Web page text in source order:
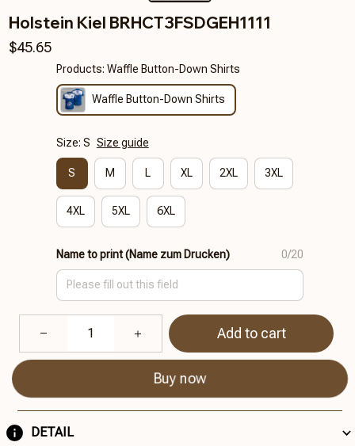
Holstein Kiel BRHCT3FSDGEH1111
$45.65
Products: Waffle Button-Down Shirts
Waffle Button-Down Shirts
Size: S Size guide
S M L XL 2XL 3XL
4XL 5XL 6XL
Name to print (Name zum Drucken) 0/20
Add to cart
Buy now
DETAIL